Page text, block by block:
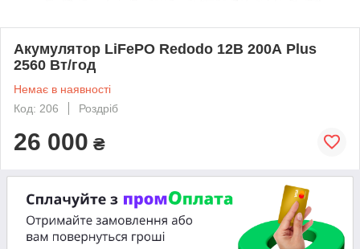
Акумулятор LiFePO Redodo 12В 200А Plus
2560 Вт/год
Немає в наявності
Код: 206
Роздріб
26 000 ₴